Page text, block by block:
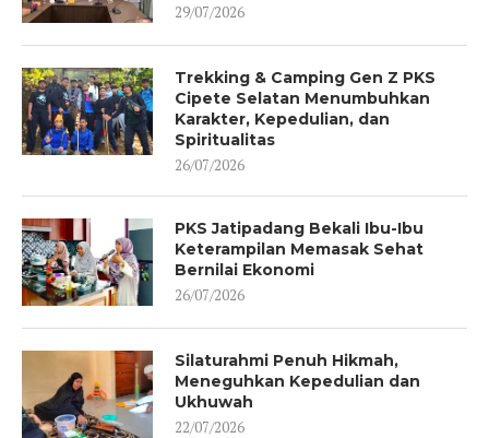
29/07/2026
Trekking & Camping Gen Z PKS
Cipete Selatan Menumbuhkan
Karakter, Kepedulian, dan
Spiritualitas
26/07/2026
PKS Jatipadang Bekali Ibu-Ibu
Keterampilan Memasak Sehat
Bernilai Ekonomi
26/07/2026
Silaturahmi Penuh Hikmah,
Meneguhkan Kepedulian dan
Ukhuwah
22/07/2026